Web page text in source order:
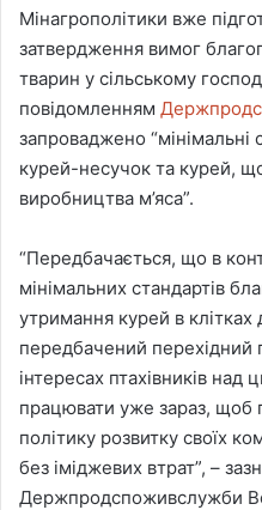
Мінагрополітики вже
затвердження вимог
тварин у сільському
повідомленням
запроваджено
курей-несучок та курей,
виробництва м’яса”.
“Передбачається, що в
мінімальних стандартів
утримання курей в клітках
передбачений перехідний
інтересах птахівників
працювати уже зараз, щоб
політику розвитку своїх
без іміджевих втрат”, –
Держпродспоживслужби